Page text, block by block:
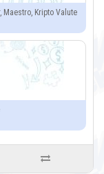
Maestro, Kripto Valute